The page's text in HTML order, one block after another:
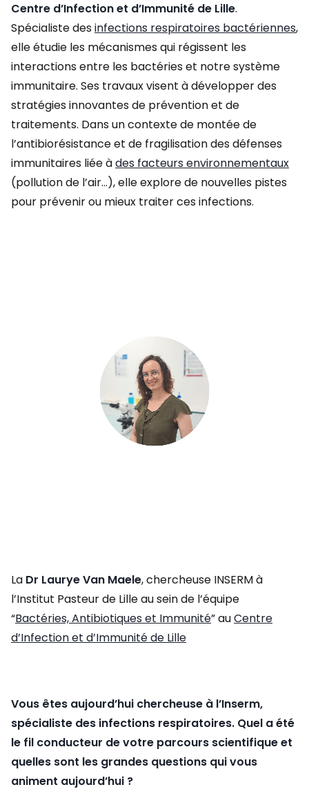
Centre d’Infection et d’Immunité de Lille.
Spécialiste desinfections respiratoires bactériennes,
elle étudie les mécanismes qui régissent les
interactions entre les bactéries et notre système
immunitaire. Ses travaux visent à développer des
stratégies innovantes de prévention et de
traitements. Dans un contexte de montée de
l’antibiorésistance et de fragilisation des défenses
immunitaires liée àdes facteurs environnementaux
(pollution de l’air…), elle explore de nouvelles pistes
pour prévenir ou mieux traiter ces infections.
La Dr Laurye Van Maele, chercheuse INSERM à
l’Institut Pasteur de Lille au sein de l’équipe
“Bactéries, Antibiotiques et Immunité” auCentre
d’Infection et d’Immunité de Lille
Vous êtes aujourd’hui chercheuse à l’Inserm,
spécialiste des infections respiratoires. Quel a été
le fil conducteur de votre parcours scientifique et
quelles sont les grandes questions qui vous
animent aujourd’hui ?